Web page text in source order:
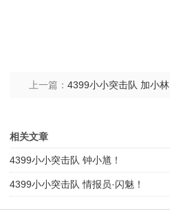
上一篇： 4399小小突击队 加小林
相关文章
4399小小突击队 钟小馗！
4399小小突击队 情报员·闪魅！